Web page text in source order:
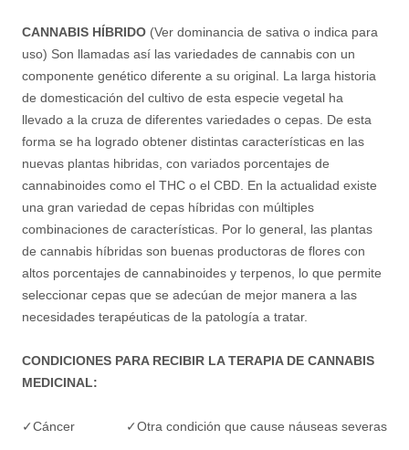
CANNABIS HÍBRIDO (Ver dominancia de sativa o indica para
uso) Son llamadas así las variedades de cannabis con un
componente genético diferente a su original. La larga historia
de domesticación del cultivo de esta especie vegetal ha
llevado a la cruza de diferentes variedades o cepas. De esta
forma se ha logrado obtener distintas características en las
nuevas plantas hibridas, con variados porcentajes de
cannabinoides como el THC o el CBD. En la actualidad existe
una gran variedad de cepas híbridas con múltiples
combinaciones de características. Por lo general, las plantas
de cannabis híbridas son buenas productoras de flores con
altos porcentajes de cannabinoides y terpenos, lo que permite
seleccionar cepas que se adecúan de mejor manera a las
necesidades terapéuticas de la patología a tratar.
CONDICIONES PARA RECIBIR LA TERAPIA DE CANNABIS
MEDICINAL:
✓Cáncer ✓Otra condición que cause náuseas severas